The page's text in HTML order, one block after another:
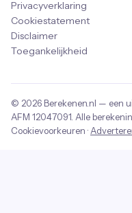
Privacyverklaring
Cookiestatement
Disclaimer
Toegankelijkheid
© 2026 Berekenen.nl — een
AFM 12047091 . Alle
Cookievoorkeuren ·